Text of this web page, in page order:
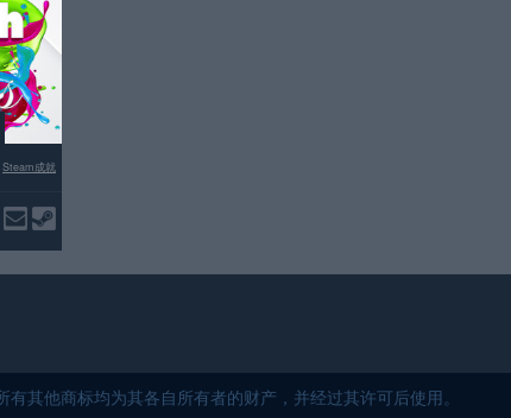
Steam成就
其他商标均为其各自所有者的财产，并经过其许可后使用。